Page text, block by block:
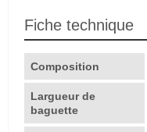
Fiche technique
Composition
Largueur de
baguette